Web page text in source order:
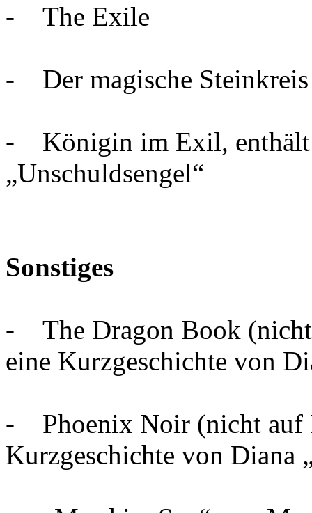
- The Exile
- Der magische
- Königin im Exil, enthält
„Unschuldsengel“
Sonstiges
- The Dragon Book (nicht
eine Kurzgeschichte von
- Phoenix Noir (nicht auf
Kurzgeschichte von